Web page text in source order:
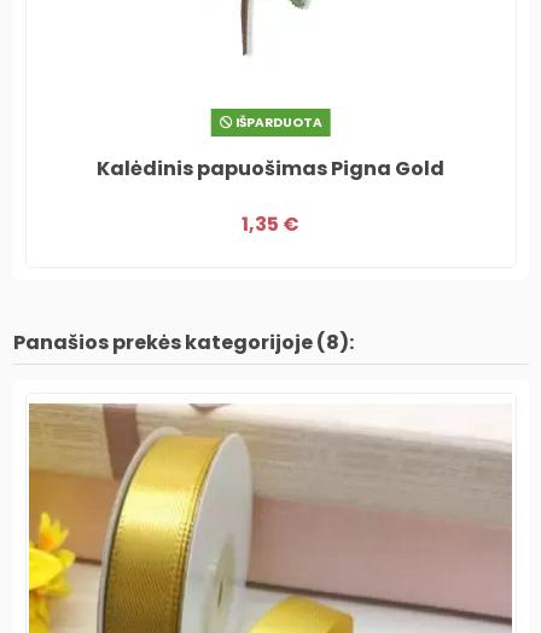
IŠPARDUOTA
Kalėdinis papuošimas Pigna Gold
1,35 €
Panašios prekės kategorijoje (8):